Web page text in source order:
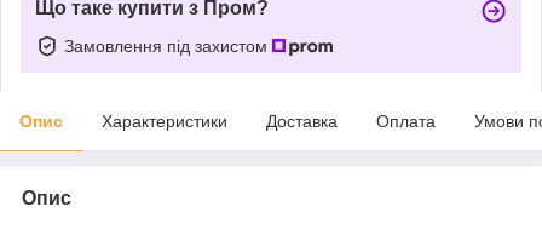
Що таке купити з Пром?
Замовлення під захистом
Опис Характеристики Доставка Оплата Умови
Опис